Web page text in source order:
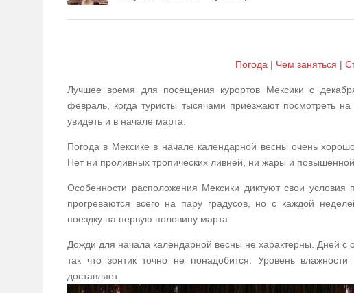
Погода | Чем заняться |
Лучшее время для посещения курортов Мексики с
февраль, когда туристы тысячами приезжают посмотреть
увидеть и в начале марта.
Погода в Мексике в начале календарной весны очень
Нет ни проливных тропических ливней, ни жары и повышенной
Особенности расположения Мексики диктуют свои
прогреваются всего на пару градусов, но с каждой
поездку на первую половину марта.
Дожди для начала календарной весны не характерны. Дней с
так что зонтик точно не понадобится. Уровень
доставляет.